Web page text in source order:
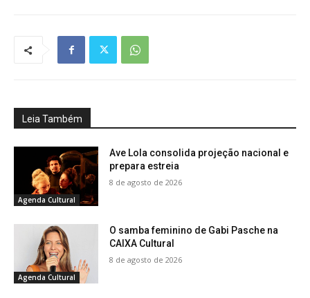
Leia Também
Agenda Cultural
Ave Lola consolida projeção nacional e
prepara estreia
8 de agosto de 2026
Agenda Cultural
O samba feminino de Gabi Pasche na
CAIXA Cultural
8 de agosto de 2026